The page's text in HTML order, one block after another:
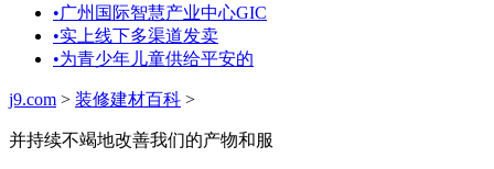
•广州国际智慧产业中心GIC
•实上线下多渠道发卖
•为青少年儿童供给平安的
j9.com > 装修建材百科 >
并持续不竭地改善我们的产物和服